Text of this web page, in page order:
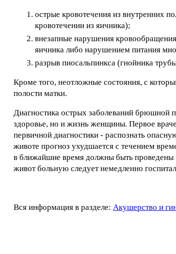
острые кровотечения из внутренних
кровотечении из яичника);
внезапные нарушения
яичника либо нарушением питания
разрыв пиосальпинкса (гнойника
Кроме того, неотложные состояния, с
полости матки.
Диагностика острых заболеваний брюшной
здоровье, но и жизнь женщины. Первое
первичной диагностики - распознать
животе прогноз ухудшается с течением
в ближайшие время должны быть проведены
живот больную следует немедленно
Вся информация в разделе: Акушерство и